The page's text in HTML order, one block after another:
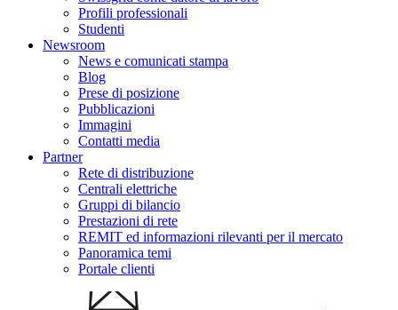
Profili professionali
Studenti
Newsroom
News e comunicati stampa
Blog
Prese di posizione
Pubblicazioni
Immagini
Contatti media
Partner
Rete di distribuzione
Centrali elettriche
Gruppi di bilancio
Prestazioni di rete
REMIT ed informazioni rilevanti per il mercato
Panoramica temi
Portale clienti